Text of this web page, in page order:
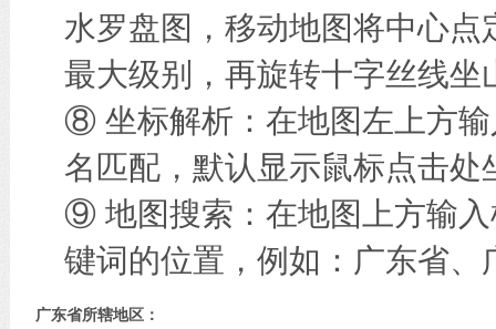
水罗盘图，移动地图将中心
最大级别，再旋转十字丝线坐
⑧ 坐标解析：在地图左上方
名匹配，默认显示鼠标点击处
⑨ 地图搜索：在地图上方输
键词的位置，例如：广东省、
广东省所辖地区：